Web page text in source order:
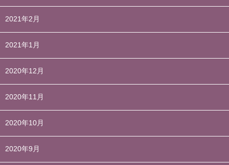
2021年2月
2021年1月
2020年12月
2020年11月
2020年10月
2020年9月